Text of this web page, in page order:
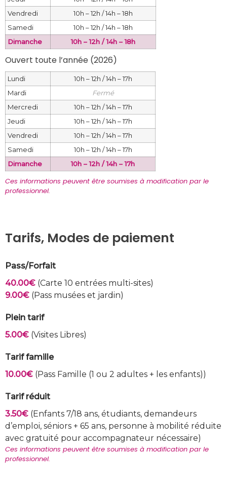
Vendredi
10h – 12h / 14h – 18h
Samedi
10h – 12h / 14h – 18h
Dimanche
10h – 12h / 14h – 18h
Ouvert toute l’année (2026)
Lundi
10h – 12h / 14h – 17h
Mardi
Fermé
Mercredi
10h – 12h / 14h – 17h
Jeudi
10h – 12h / 14h – 17h
Vendredi
10h – 12h / 14h – 17h
Samedi
10h – 12h / 14h – 17h
Dimanche
10h – 12h / 14h – 17h
Ces informations peuvent être soumises à modification par le
professionnel.
Tarifs, Modes de paiement
Pass/Forfait
40.00€ (Carte 10 entrées multi-sites)
9.00€ (Pass musées et jardin)
Plein tarif
5.00€ (Visites Libres)
Tarif famille
10.00€ (Pass Famille (1 ou 2 adultes + les enfants))
Tarif réduit
3.50€ (Enfants 7/18 ans, étudiants, demandeurs
d’emploi, séniors + 65 ans, personne à mobilité réduite
avec gratuité pour accompagnateur nécessaire)
Ces informations peuvent être soumises à modification par le
professionnel.